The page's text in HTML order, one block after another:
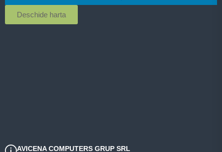
AVICENA COMPUTERS GRUP SRL
Deschide harta